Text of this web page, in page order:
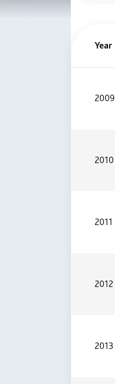
Year
2009
2010
2011
2012
2013